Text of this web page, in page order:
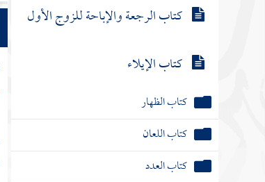
كتاب الرجعة والإباحة للزوج الأول
كتاب الإيلاء
كتاب الظهار
كتاب اللعان
كتاب العدد